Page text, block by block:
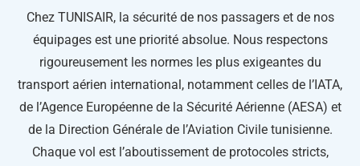
Chez TUNISAIR, la sécurité de nos passagers et de nos
équipages est une priorité absolue. Nous respectons
rigoureusement les normes les plus exigeantes du
transport aérien international, notamment celles de l’IATA,
de l’Agence Européenne de la Sécurité Aérienne (AESA) et
de la Direction Générale de l’Aviation Civile tunisienne.
Chaque vol est l’aboutissement de protocoles stricts,